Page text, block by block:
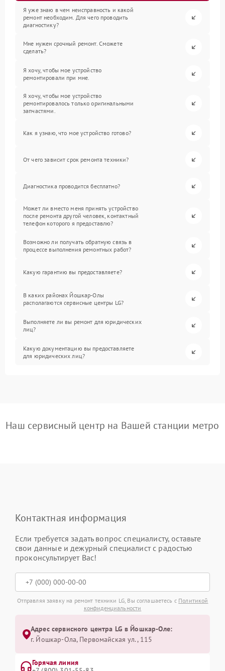
Я уже знаю в чем неисправность и какой
ремонт необходим. Для чего проводить
диагностику?
Мне нужен срочный ремонт. Сможете
сделать?
Я хочу, чтобы мое устройство
ремонтировали при мне.
Я хочу, чтобы мое устройство
ремонтировалось только оригинальными
запчастями.
Как я узнаю, что мое устройство готово?
От чего зависит срок ремонта техники?
Диагностика проводится бесплатно?
Может ли вместо меня принять устройство
после ремонта другой человек, контактный
телефон которого я предоставлю?
Возможно ли получать обратную связь в
процессе выполнения ремонтных работ?
Какую гарантию вы предоставляете?
В каких районах Йошкар-Олы
располагаются сервисные центры LG?
Выполняете ли вы ремонт для юридических
лиц?
Какую документацию вы предоставляете
для юридических лиц?
Наш сервисный центр на Вашей станции метро
Контактная информация
Если требуется задать вопрос специалисту, оставьте
свои данные и дежурный специалист с радостью
проконсультирует Вас!
Отправляя заявку на ремонт техники LG, Вы соглашаетесь с Политикой
конфиденциальности
Адрес сервисного центра LG в Йошкар-Оле:
г. Йошкар-Ола, Первомайская ул., 115
Горячая линия